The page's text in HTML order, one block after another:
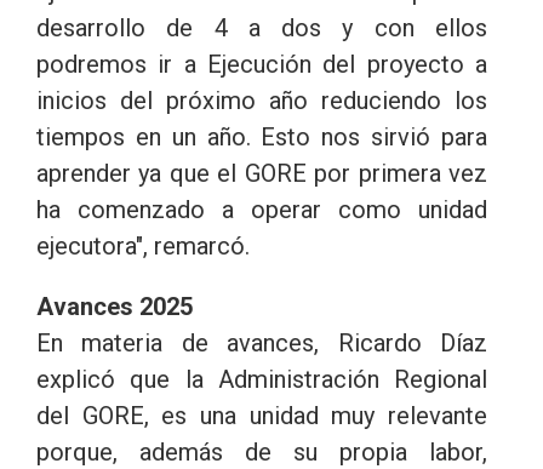
desarrollo de 4 a dos y con ellos
podremos ir a Ejecución del proyecto a
inicios del próximo año reduciendo los
tiempos en un año. Esto nos sirvió para
aprender ya que el GORE por primera vez
ha comenzado a operar como unidad
ejecutora", remarcó.
Avances 2025
En materia de avances, Ricardo Díaz
explicó que la Administración Regional
del GORE, es una unidad muy relevante
porque, además de su propia labor,